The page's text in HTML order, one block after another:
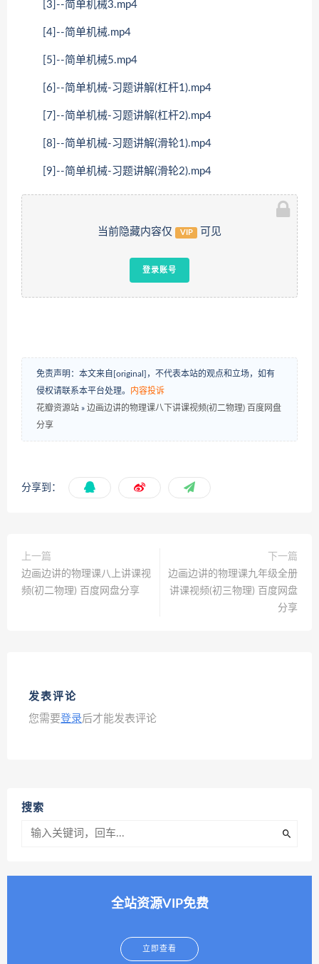
[3]--简单机械3.mp4
[4]--简单机械.mp4
[5]--简单机械5.mp4
[6]--简单机械-习题讲解(杠杆1).mp4
[7]--简单机械-习题讲解(杠杆2).mp4
[8]--简单机械-习题讲解(滑轮1).mp4
[9]--简单机械-习题讲解(滑轮2).mp4
当前隐藏内容仅 VIP 可见
登录账号
免责声明：本文来自[original]，不代表本站的观点和立场，如有
侵权请联系本平台处理。 内容投诉
花瓣资源站 » 边画边讲的物理课八下讲课视频(初二物理) 百度网盘
分享
分享到：
上一篇
边画边讲的物理课八上讲课视
频(初二物理) 百度网盘分享
下一篇
边画边讲的物理课九年级全册
讲课视频(初三物理) 百度网盘
分享
发表评论
您需要登录后才能发表评论
搜索
全站资源VIP免费
立即查看